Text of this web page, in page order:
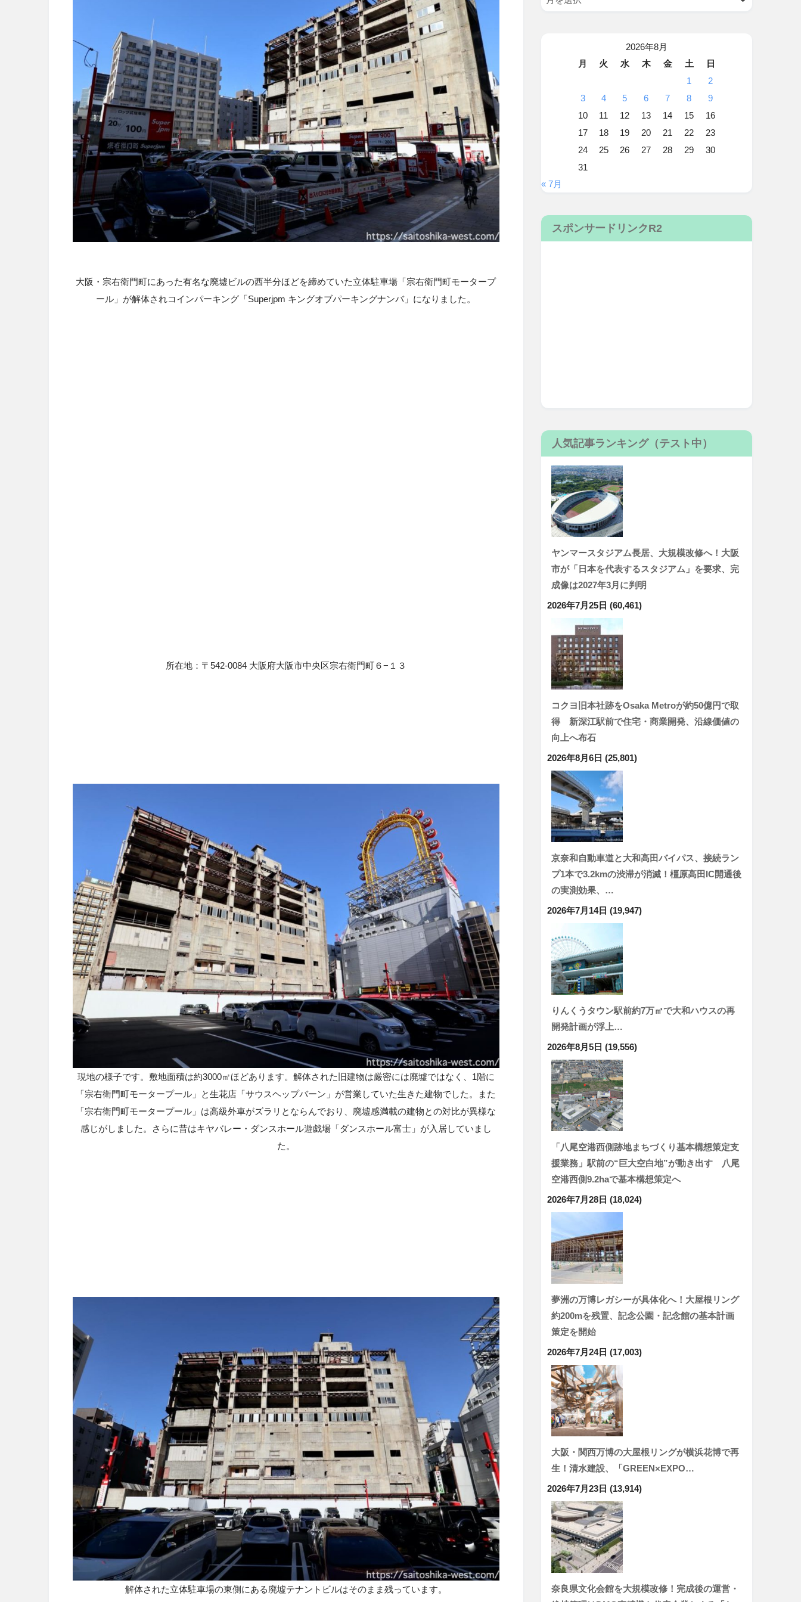
大阪・宗右衛門町にあった有名な廃墟ビルの西半分ほどを締めていた立体駐車場「宗右衛門町モータープ
ール」が解体されコインパーキング「Superjpm キングオブパーキングナンバ」になりました。
所在地：〒 542-0084 大阪府大阪市中央区宗右衛門町６− １３
現地の様子です。敷地面積は約3000㎡ほどあります。解体された旧建物は厳密には廃墟ではなく、1階に
「宗右衛門町モータープール」と生花店「サウスヘップバーン」が営業していた生きた建物でした。また
「宗右衛門町モータープール」は高級外車がズラリとならんでおり、廃墟感満載の建物との対比が異様な
感じがしました。さらに昔はキヤバレー・ダンスホール遊戯場「ダンスホール富士」が入居していまし
た。
解体された立体駐車場の東側にある廃墟テナントビルはそのまま残っています。
2026年8月
月
火 水 木 金 土
日
1
2
3
4 5 6 7 8
9
10
11 12 13 14 15
16
17
18 19 20 21 22
23
24
25 26 27 28 29
30
31
« 7月
スポンサードリンクR2
人気記事ランキング（テスト中）
ヤンマースタジアム長居、大規模改修へ！大阪
市が「日本を代表するスタジアム」を要求、完
成像は2027年3月に判明
2026年7月25日 (60,461)
コクヨ旧本社跡をOsaka Metroが約50億円で取
得 新深江駅前で住宅・商業開発、沿線価値の
向上へ布石
2026年8月6日 (25,801)
京奈和自動車道と大和高田バイパス、接続ラン
プ1本で3.2kmの渋滞が消滅！橿原高田IC開通後
の実測効果、…
2026年7月14日 (19,947)
りんくうタウン駅前約7万㎡で大和ハウスの再
開発計画が浮上…
2026年8月5日 (19,556)
「八尾空港西側跡地まちづくり基本構想策定支
援業務」駅前の“巨大空白地”が動き出す 八尾
空港西側9.2haで基本構想策定へ
2026年7月28日 (18,024)
夢洲の万博レガシーが具体化へ！大屋根リング
約200mを残置、記念公園・記念館の基本計画
策定を開始
2026年7月24日 (17,003)
大阪・関西万博の大屋根リングが横浜花博で再
生！清水建設、「GREEN×EXPO…
2026年7月23日 (13,914)
奈良県文化会館を大規模改修！完成後の運営・